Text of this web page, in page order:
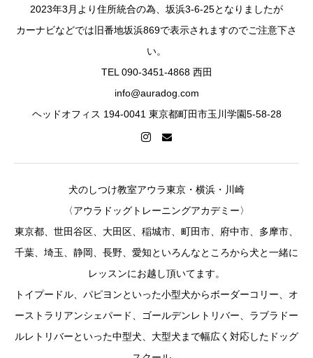
2023年3月より住所統合の為、坂浜3-6-25となりましたが
カーナビなどでは旧番地坂浜869で表示されますのでご注意下さ
い。
TEL 090-3451-4868 西田
info@auradog.com
ヘッドオフィス 194-0041 東京都町田市玉川学園5-58-28
犬のしつけ教室アウラ東京・横浜・川崎
〈アウラドッグトレーニングアカデミー〉
東京都、世田谷区、大田区、稲城市、町田市、府中市、多摩市、
千葉、埼玉、静岡、長野、愛知といろんなところから犬と一緒に
レッスンにお越し頂いてます。
トイプードル、パピヨンといった小型犬からボーダーコリー、オ
ーストラリアンシェパード、ゴールデンレトリバー、ラブラドー
ルレトリバーといった中型犬、大型犬まで幅広く対応したドッグ